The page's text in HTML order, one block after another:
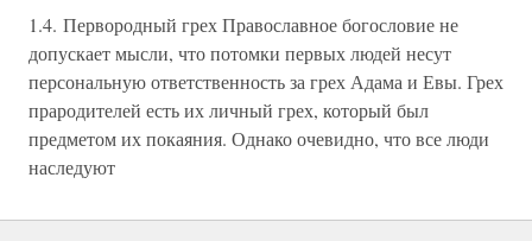
1.4. Первородный грех Православное богословие не
допускает мысли, что потомки первых людей несут
персональную ответственность за грех Адама и Евы. Грех
прародителей есть их личный грех, который был
предметом их покаяния. Однако очевидно, что все люди
наследуют